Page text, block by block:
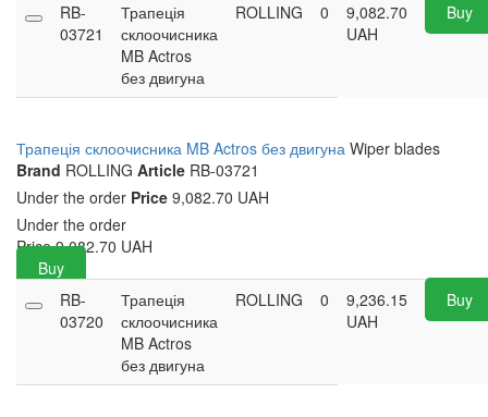
RB-
03721
Трапеція
склоочисника
MB Actros
без двигуна
ROLLING 0
9,082.70
UAH
Buy
Трапеція склоочисника MB Actros без двигуна Wiper blades
Brand ROLLING Article RB-03721
Under the order Price 9,082.70 UAH
Under the order
Price 9,082.70 UAH
Buy
RB-
03720
Трапеція
склоочисника
MB Actros
без двигуна
ROLLING 0
9,236.15
UAH
Buy